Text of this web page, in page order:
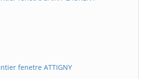
fenetre ATTIGNY